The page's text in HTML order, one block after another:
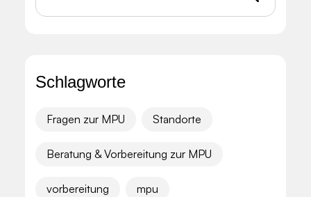
Schlagworte
Fragen zur MPU Standorte
Beratung & Vorbereitung zur MPU
vorbereitung mpu